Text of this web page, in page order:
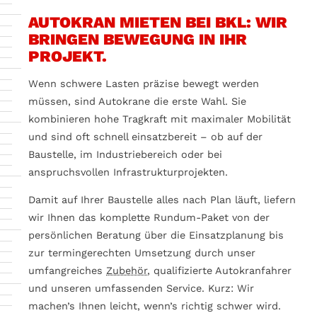
AUTOKRAN MIETEN BEI BKL: WIR
BRINGEN BEWEGUNG IN IHR
PROJEKT.
Wenn schwere Lasten präzise bewegt werden
müssen, sind Autokrane die erste Wahl. Sie
kombinieren hohe Tragkraft mit maximaler Mobilität
und sind oft schnell einsatzbereit – ob auf der
Baustelle, im Industriebereich oder bei
anspruchsvollen Infrastrukturprojekten.
Damit auf Ihrer Baustelle alles nach Plan läuft, liefern
wir Ihnen das komplette Rundum-Paket von der
persönlichen Beratung über die Einsatzplanung bis
zur termingerechten Umsetzung durch unser
umfangreiches Zubehör, qualifizierte Autokranfahrer
und unseren umfassenden Service. Kurz: Wir
machen’s Ihnen leicht, wenn’s richtig schwer wird.